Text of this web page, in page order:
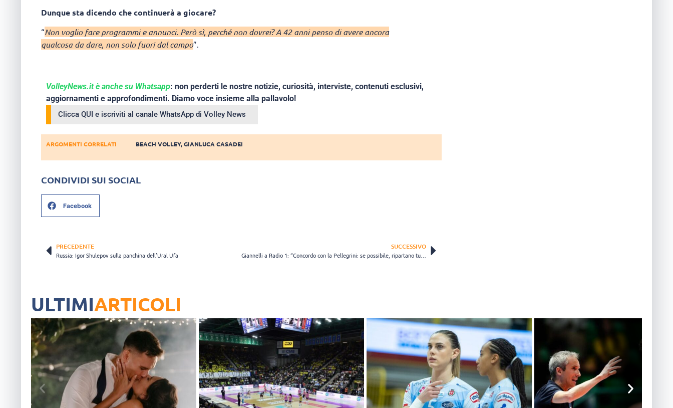
Dunque sta dicendo che continuerà a giocare?
“Non voglio fare programmi e annunci. Però sì, perché non dovrei? A 42 anni penso di avere ancora
qualcosa da dare, non solo fuori dal campo”.
VolleyNews.it è anche su Whatsapp: non perderti le nostre notizie, curiosità, interviste, contenuti esclusivi,
aggiornamenti e approfondimenti. Diamo voce insieme alla pallavolo!
Clicca QUI e iscriviti al canale WhatsApp di Volley News
ARGOMENTI CORRELATI BEACH VOLLEY,GIANLUCA CASADEI
CONDIVIDI SUI SOCIAL
Facebook
PRECEDENTE
Russia: Igor Shulepov sulla panchina dell’Ural Ufa
SUCCESSIVO
Giannelli a Radio 1: “Concordo con la Pellegrini: se possibile, ripartano tutti gli sport"
ULTIMIARTICOLI